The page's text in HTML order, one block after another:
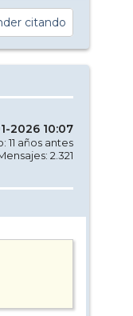
citando
2026 10:07
11 años antes
2.321